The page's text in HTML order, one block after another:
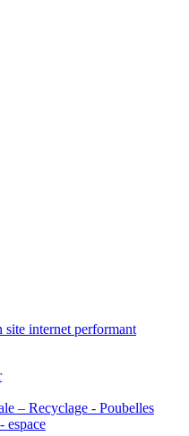
– Recyclage - Poubelles
espace